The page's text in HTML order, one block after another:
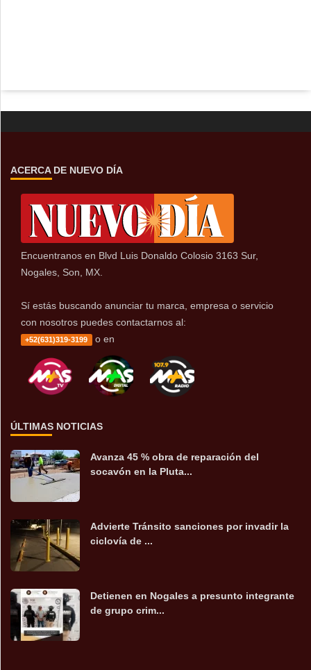
ACERCA DE NUEVO DÍA
Encuentranos en Blvd Luis Donaldo Colosio 3163 Sur,
Nogales, Son, MX.
Sí estás buscando anunciar tu marca, empresa o servicio
con nosotros puedes contactarnos al:
+52(631)319-3199 o en
ÚLTIMAS NOTICIAS
Avanza 45 % obra de reparación del
socavón en la Pluta...
Advierte Tránsito sanciones por invadir la
ciclovía de ...
Detienen en Nogales a presunto integrante
de grupo crim...